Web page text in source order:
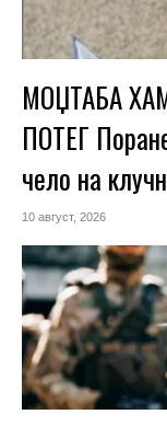
МОЏТАБА
ПОТЕГ
чело на
10 август, 2026